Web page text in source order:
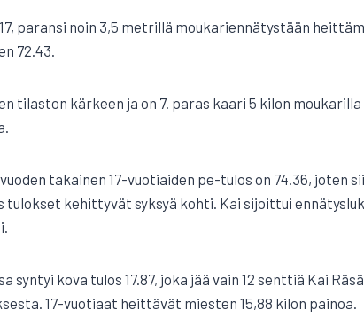
paransi noin 3,5 metrillä moukariennätystään
72.43.
tilaston kärkeen ja on 7. paras kaari 5 kilon
takainen 17-vuotiaiden pe-tulos on 74.36, joten
tulokset kehittyvät syksyä kohti. Kai sijoittui
syntyi kova tulos 17.87, joka jää vain 12 senttiä Kai
17-vuotiaat heittävät miesten 15,88 kilon painoa.